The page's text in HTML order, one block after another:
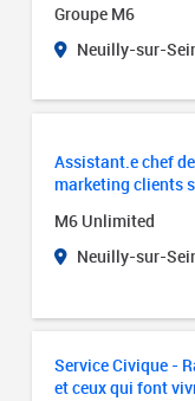
Groupe M6
Neuilly-sur-
Assistant.e chef
marketing clients
M6 Unlimited
Neuilly-sur-
Service Civique -
et ceux qui font